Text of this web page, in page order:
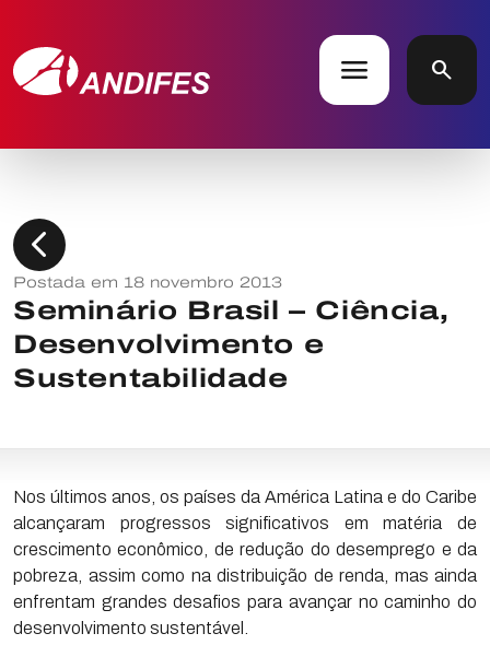
menu search
chevron_left
Postada em 18 novembro 2013
Seminário Brasil – Ciência,
Desenvolvimento e
Sustentabilidade
Nos últimos anos, os países da América Latina e do Caribe
alcançaram progressos significativos em matéria de
crescimento econômico, de redução do desemprego e da
pobreza, assim como na distribuição de renda, mas ainda
enfrentam grandes desafios para avançar no caminho do
desenvolvimento sustentável.